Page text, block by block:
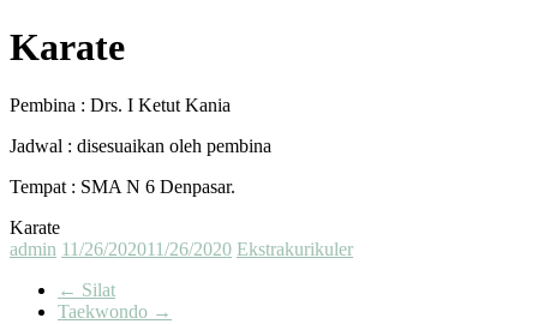
Karate
Pembina : Drs. I Ketut Kania
Jadwal : disesuaikan oleh pembina
Tempat : SMA N 6 Denpasar.
Karate
admin 11/26/202011/26/2020 Ekstrakurikuler
← Silat
Taekwondo →